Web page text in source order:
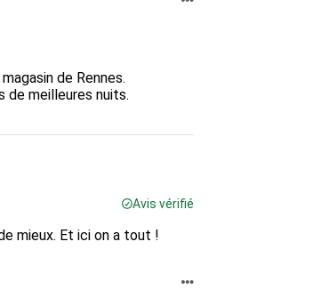
de Rennes.
de meilleures nuits.
Avis vérifié
mieux. Et ici on a tout !